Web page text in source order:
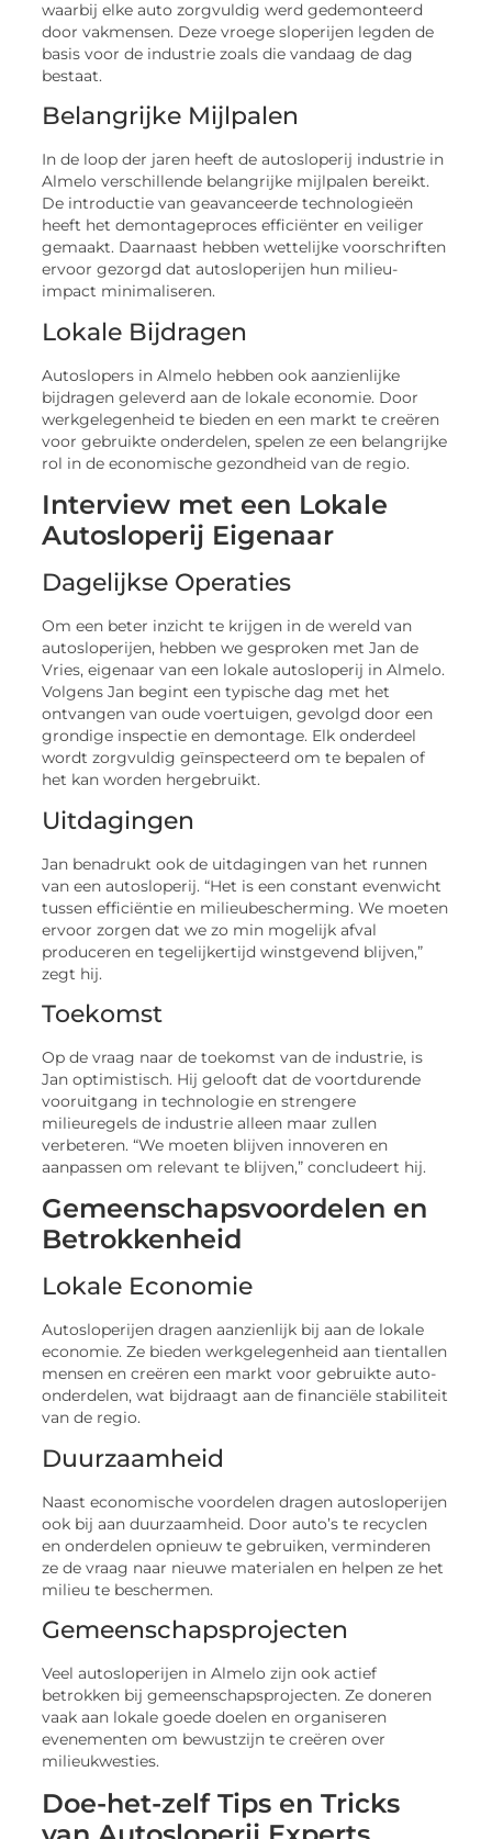
waarbij elke auto zorgvuldig werd gedemonteerd
door vakmensen. Deze vroege sloperijen legden de
basis voor de industrie zoals die vandaag de dag
bestaat.
Belangrijke Mijlpalen
In de loop der jaren heeft de autosloperij industrie in
Almelo verschillende belangrijke mijlpalen bereikt.
De introductie van geavanceerde technologieën
heeft het demontageproces efficiënter en veiliger
gemaakt. Daarnaast hebben wettelijke voorschriften
ervoor gezorgd dat autosloperijen hun milieu-
impact minimaliseren.
Lokale Bijdragen
Autoslopers in Almelo hebben ook aanzienlijke
bijdragen geleverd aan de lokale economie. Door
werkgelegenheid te bieden en een markt te creëren
voor gebruikte onderdelen, spelen ze een belangrijke
rol in de economische gezondheid van de regio.
Interview met een Lokale
Autosloperij Eigenaar
Dagelijkse Operaties
Om een beter inzicht te krijgen in de wereld van
autosloperijen, hebben we gesproken met Jan de
Vries, eigenaar van een lokale autosloperij in Almelo.
Volgens Jan begint een typische dag met het
ontvangen van oude voertuigen, gevolgd door een
grondige inspectie en demontage. Elk onderdeel
wordt zorgvuldig geïnspecteerd om te bepalen of
het kan worden hergebruikt.
Uitdagingen
Jan benadrukt ook de uitdagingen van het runnen
van een autosloperij. “Het is een constant evenwicht
tussen efficiëntie en milieubescherming. We moeten
ervoor zorgen dat we zo min mogelijk afval
produceren en tegelijkertijd winstgevend blijven,”
zegt hij.
Toekomst
Op de vraag naar de toekomst van de industrie, is
Jan optimistisch. Hij gelooft dat de voortdurende
vooruitgang in technologie en strengere
milieuregels de industrie alleen maar zullen
verbeteren. “We moeten blijven innoveren en
aanpassen om relevant te blijven,” concludeert hij.
Gemeenschapsvoordelen en
Betrokkenheid
Lokale Economie
Autosloperijen dragen aanzienlijk bij aan de lokale
economie. Ze bieden werkgelegenheid aan tientallen
mensen en creëren een markt voor gebruikte auto-
onderdelen, wat bijdraagt aan de financiële stabiliteit
van de regio.
Duurzaamheid
Naast economische voordelen dragen autosloperijen
ook bij aan duurzaamheid. Door auto’s te recyclen
en onderdelen opnieuw te gebruiken, verminderen
ze de vraag naar nieuwe materialen en helpen ze het
milieu te beschermen.
Gemeenschapsprojecten
Veel autosloperijen in Almelo zijn ook actief
betrokken bij gemeenschapsprojecten. Ze doneren
vaak aan lokale goede doelen en organiseren
evenementen om bewustzijn te creëren over
milieukwesties.
Doe-het-zelf Tips en Tricks